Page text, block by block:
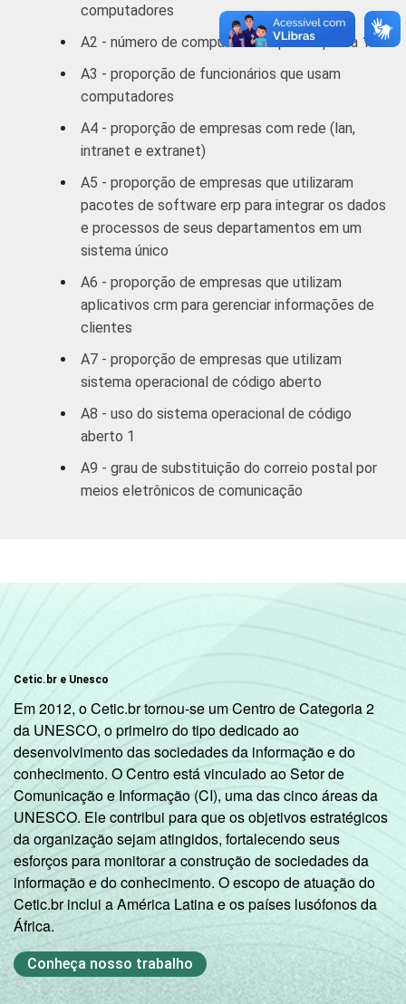
Armazenagem
Comunicações
82 21
imobiliárias,
aluguéis e
serviços
prestados às
empresas
Base: 2.182 empresas que utilizam
computadores, com 10 ou mais funcionários,
CNAE 1.0: seção D, F, G, H, I, K e a seção O
sem os grupos 90 e 91. Respostas múltiplas
e estimuladas referentes a outubro de 2007.
A categoria "Outros" reúne os segmentos H
Serviços Coletivos Sociais e Pessoais (sem
os grupos 90 - Limpeza Urbana e Esgoto e
aproximadospara cada variável este
computadores
A2 - número de computadores por empresa 1
A3 - proporção de funcionários que usam
computadores
A4 - proporção de empresas com rede (lan,
intranet e extranet)
A5 - proporção de empresas que utilizaram
pacotes de software erp para integrar os dados
e processos de seus departamentos em um
sistema único
A6 - proporção de empresas que utilizam
aplicativos crm para gerenciar informações de
clientes
A7 - proporção de empresas que utilizam
sistema operacional de código aberto
A8 - uso do sistema operacional de código
aberto 1
A9 - grau de substituição do correio postal por
meios eletrônicos de comunicação
Cetic.br e Unesco
Em 2012, o Cetic.br tornou-se um Centro de Categoria 2
da UNESCO, o primeiro do tipo dedicado ao
desenvolvimento das sociedades da informação e do
conhecimento. O Centro está vinculado ao Setor de
Comunicação e Informação (CI), uma das cinco áreas da
UNESCO. Ele contribui para que os objetivos estratégicos
da organização sejam atingidos, fortalecendo seus
esforços para monitorar a construção de sociedades da
informação e do conhecimento. O escopo de atuação do
Cetic.br inclui a América Latina e os países lusófonos da
África.
Conheça nosso trabalho